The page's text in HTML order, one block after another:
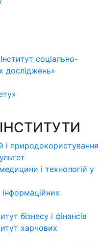
соціально-
досліджень»
і природокористування
і технологій у
бізнесу і фінансів
харчових